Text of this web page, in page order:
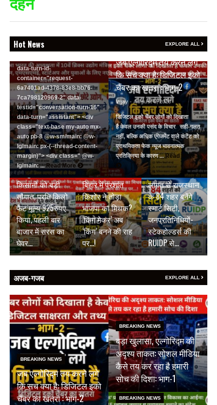
दहन
Hot News EXPLORE ALL
events-auto
id="request-6a7401ad-4378-
data-turn-id-
container="request-
6a7401ad-4378-83e8-bb76-
7ca798120969-2" data-
testid="conversation-turn-16"
data-turn="assistant"> <div
class="text-base my-auto mx-
auto pb-8 @w-sm/main: @w-
lg/main: px-(--thread-content-
margin)"> <div class=" @w-
lg/main: ... Read More
जब एल्गोरिद्म तय करने लगे
कि सच क्या है: डिजिटल इको
चैंबर का खतरा : भाग-2
Vijay - August 6, 2026
डिजिटल इको चैंबर लोगों को दिखाता
है केवल उनकी पसंद के विचार सही-गलत
नहीं, बल्कि अधिक एंगेजमेंट वाले कंटेंट को
प्राथमिकता फेक न्यूज भावनात्मक
प्रतिक्रिया के कारण ... Read More
BREAKING NEWS
जयपुर डेयरी की
किसानों को बड़ी
सौगात, प्रति किलो
फैट मूल्य 925रुपए
किया, पहली बार
बाजार में सरस का
घेवर…
BREAKING NEWS
बिहार में प्रशांत
किशोर ने तोड़ा
भाजपा का मिथक?
‘किंग मेकर’ अब
‘किंग’ बनने की राह
पर…!
BREAKING NEWS
₹9500 करोड़ की
लागत से राजस्थान
के 84 शहर बनेंगे
स्मार्ट सिटी,
जनप्रतिनिधियों-
स्टेकहोल्डर्स की
RUIDP से…
अजब-गजब EXPLORE ALL
BREAKING NEWS
जब एल्गोरिद्म तय करने लगे
कि सच क्या है: डिजिटल इको
चैंबर का खतरा : भाग-2
BREAKING NEWS
बड़ा खुलासा, एल्गोरिद्म की
अदृश्य ताकत: सोशल मीडिया
कैसे तय कर रहा है हमारी
सोच की दिशा: भाग-1
BREAKING NEWS